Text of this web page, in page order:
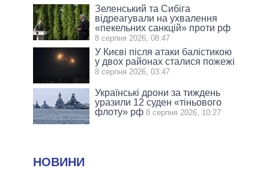
Зеленський та Сибіга
відреагували на ухвалення
«пекельних санкцій» проти рф
8 серпня 2026, 08:47
У Києві після атаки балістикою
у двох районах сталися пожежі
8 серпня 2026, 03:47
Українські дрони за тиждень
уразили 12 суден «тіньового
флоту» рф 8 серпня 2026, 10:27
НОВИНИ